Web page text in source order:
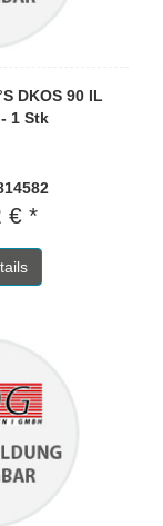
DKOS 90 IL
1 Stk
€ *